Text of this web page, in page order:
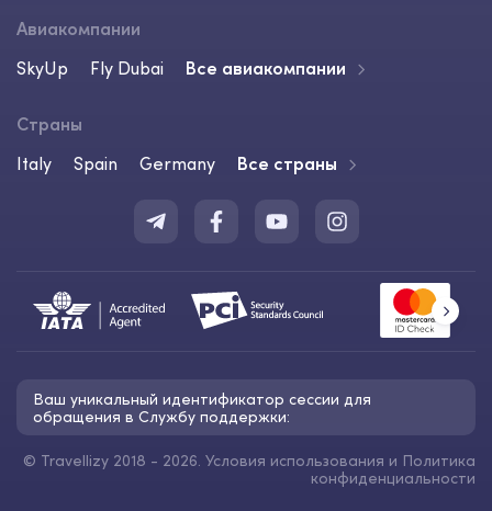
Авиакомпании
SkyUp
Fly Dubai Все авиакомпании
Страны
Italy
Spain Germany Все страны
Ваш уникальный идентификатор сессии для
обращения в Службу поддержки:
© Travellizy 2018 - 2026. Условия использования и Политика
конфиденциальности